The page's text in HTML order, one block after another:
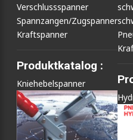
Verschlussspanner
Spannzangen/Zugspanner
Kraftspanner
Produktkatalog :
Kniehebelspanner